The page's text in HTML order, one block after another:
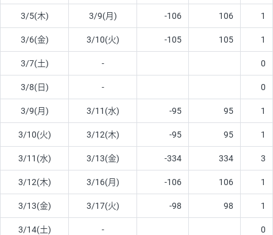
3/5(木) 3/9(月) -106 106 1
3/6(金) 3/10(火) -105 105 1
3/7(土) - 0
3/8(日) - 0
3/9(月) 3/11(水) -95 95 1
3/10(火) 3/12(木) -95 95 1
3/11(水) 3/13(金) -334 334 3
3/12(木) 3/16(月) -106 106 1
3/13(金) 3/17(火) -98 98 1
3/14(土) - 0